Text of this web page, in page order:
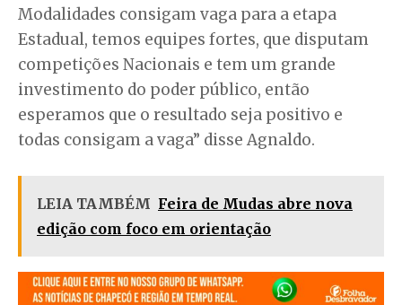
Modalidades consigam vaga para a etapa
Estadual, temos equipes fortes, que disputam
competições Nacionais e tem um grande
investimento do poder público, então
esperamos que o resultado seja positivo e
todas consigam a vaga” disse Agnaldo.
LEIA TAMBÉM Feira de Mudas abre nova
edição com foco em orientação